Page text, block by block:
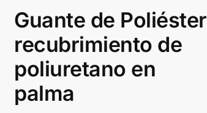
Guante de Poliéster
recubrimiento de
poliuretano en
palma